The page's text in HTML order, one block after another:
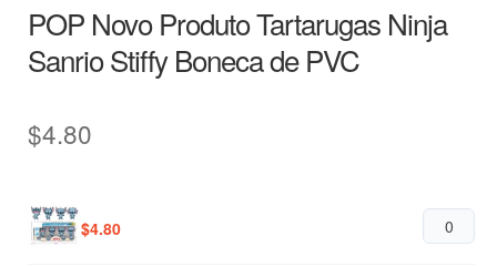
POP Novo Produto Tartarugas Ninja
Sanrio Stiffy Boneca de PVC
$4.80
$4.80